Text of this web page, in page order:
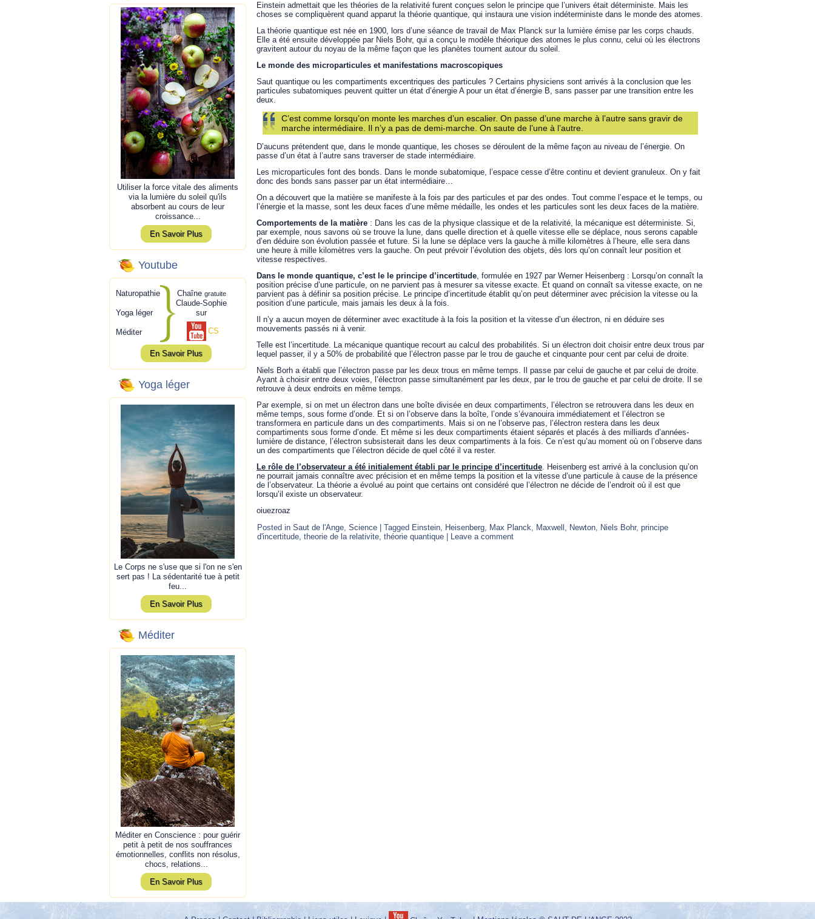
Utiliser la force vitale des aliments
via la lumière du soleil qu'ils
absorbent au cours de leur
croissance...
En Savoir Plus
Youtube
Naturopathie
Yoga léger
Méditer
Chaîne gratuite
Claude-Sophie
sur
CS
En Savoir Plus
Yoga léger
Le Corps ne s'use que si l'on ne s'en
sert pas ! La sédentarité tue à petit
feu...
En Savoir Plus
Méditer
Méditer en Conscience : pour guérir
petit à petit de nos souffrances
émotionnelles, conflits non résolus,
chocs, relations...
En Savoir Plus
Einstein admettait que les théories de la relativité furent conçues selon le principe que l’univers était déterministe. Mais les
choses se compliquèrent quand apparut la théorie quantique, qui instaura une vision indéterministe dans le monde des atomes.
La théorie quantique est née en 1900, lors d’une séance de travail de Max Planck sur la lumière émise par les corps chauds.
Elle a été ensuite développée par Niels Bohr, qui a conçu le modèle théorique des atomes le plus connu, celui où les électrons
gravitent autour du noyau de la même façon que les planètes tournent autour du soleil.
Le monde des microparticules et manifestations macroscopiques
Saut quantique ou les compartiments excentriques des particules ? Certains physiciens sont arrivés à la conclusion que les
particules subatomiques peuvent quitter un état d’énergie A pour un état d’énergie B, sans passer par une transition entre les
deux.
C’est comme lorsqu’on monte les marches d’un escalier. On passe d’une marche à l’autre sans gravir de
marche intermédiaire. Il n’y a pas de demi-marche. On saute de l’une à l’autre.
D’aucuns prétendent que, dans le monde quantique, les choses se déroulent de la même façon au niveau de l’énergie. On
passe d’un état à l’autre sans traverser de stade intermédiaire.
Les microparticules font des bonds. Dans le monde subatomique, l’espace cesse d’être continu et devient granuleux. On y fait
donc des bonds sans passer par un état intermédiaire…
On a découvert que la matière se manifeste à la fois par des particules et par des ondes. Tout comme l’espace et le temps, ou
l’énergie et la masse, sont les deux faces d’une même médaille, les ondes et les particules sont les deux faces de la matière.
Comportements de la matière : Dans les cas de la physique classique et de la relativité, la mécanique est déterministe. Si,
par exemple, nous savons où se trouve la lune, dans quelle direction et à quelle vitesse elle se déplace, nous serons capable
d’en déduire son évolution passée et future. Si la lune se déplace vers la gauche à mille kilomètres à l’heure, elle sera dans
une heure à mille kilomètres vers la gauche. On peut prévoir l’évolution des objets, dès lors qu’on connaît leur position et
vitesse respectives.
Dans le monde quantique, c’est le le principe d’incertitude, formulée en 1927 par Werner Heisenberg : Lorsqu’on connaît la
position précise d’une particule, on ne parvient pas à mesurer sa vitesse exacte. Et quand on connaît sa vitesse exacte, on ne
parvient pas à définir sa position précise. Le principe d’incertitude établit qu’on peut déterminer avec précision la vitesse ou la
position d’une particule, mais jamais les deux à la fois.
Il n’y a aucun moyen de déterminer avec exactitude à la fois la position et la vitesse d’un électron, ni en déduire ses
mouvements passés ni à venir.
Telle est l’incertitude. La mécanique quantique recourt au calcul des probabilités. Si un électron doit choisir entre deux trous par
lequel passer, il y a 50% de probabilité que l’électron passe par le trou de gauche et cinquante pour cent par celui de droite.
Niels Borh a établi que l’électron passe par les deux trous en même temps. Il passe par celui de gauche et par celui de droite.
Ayant à choisir entre deux voies, l’électron passe simultanément par les deux, par le trou de gauche et par celui de droite. Il se
retrouve à deux endroits en même temps.
Par exemple, si on met un électron dans une boîte divisée en deux compartiments, l’électron se retrouvera dans les deux en
même temps, sous forme d’onde. Et si on l’observe dans la boîte, l’onde s’évanouira immédiatement et l’électron se
transformera en particule dans un des compartiments. Mais si on ne l’observe pas, l’électron restera dans les deux
compartiments sous forme d’onde. Et même si les deux compartiments étaient séparés et placés à des milliards d’années-
lumière de distance, l’électron subsisterait dans les deux compartiments à la fois. Ce n’est qu’au moment où on l’observe dans
un des compartiments que l’électron décide de quel côté il va rester.
Le rôle de l’observateur a été initialement établi par le principe d’incertitude. Heisenberg est arrivé à la conclusion qu’on
ne pourrait jamais connaître avec précision et en même temps la position et la vitesse d’une particule à cause de la présence
de l’observateur. La théorie a évolué au point que certains ont considéré que l’électron ne décide de l’endroit où il est que
lorsqu’il existe un observateur.
oiuezroaz
Posted in Saut de l'Ange, Science Tagged Einstein, Heisenberg, Max Planck, Maxwell , Newton, Niels Bohr, principe
d'incertitude, theorie de la relativite, théorie quantique Leave a comment